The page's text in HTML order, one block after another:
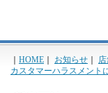
HOME お知らせ
カスタマーハラスメント